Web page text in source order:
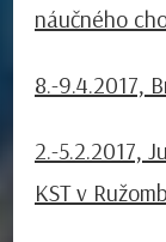
náučného
8.-9.4.2017,
2.-5.2.2017,
KST v